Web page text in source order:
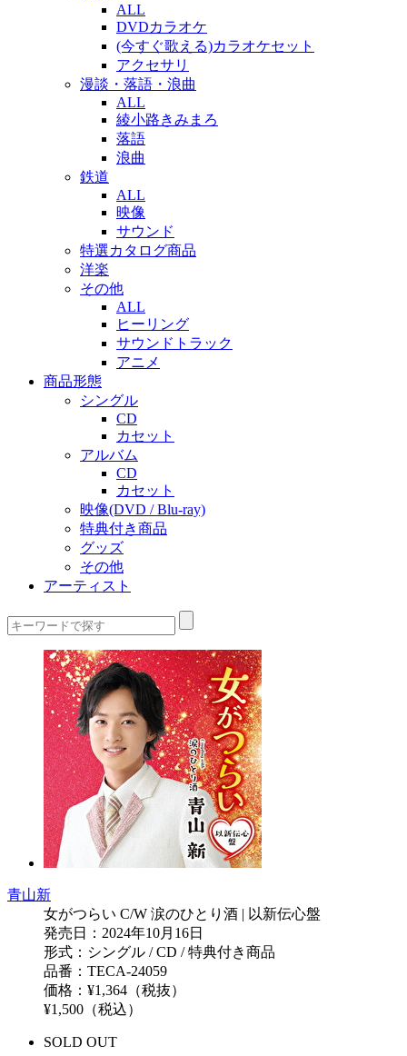
ALL
DVDカラオケ
(今すぐ歌える)カラオケセット
アクセサリ
漫談・落語・浪曲
ALL
綾小路きみまろ
落語
浪曲
鉄道
ALL
映像
サウンド
特選カタログ商品
洋楽
その他
ALL
ヒーリング
サウンドトラック
アニメ
商品形態
シングル
CD
カセット
アルバム
CD
カセット
映像(DVD / Blu-ray)
特典付き商品
グッズ
その他
アーティスト
青山新
女がつらい C/W 涙のひとり酒 | 以新伝心盤
発売日：2024年10月16日
形式：シングル / CD / 特典付き商品
品番：TECA-24059
価格：¥1,364（税抜）
¥1,500（税込）
SOLD OUT